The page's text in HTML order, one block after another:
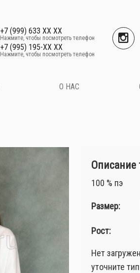
+7 (999) 633 XX XX
Нажмите, чтобы посмотреть телефон
+7 (995) 195-XX XX
Нажмите, чтобы посмотреть телефон
О НАС
Описание
100 % пэ
Размер:
Рост:
Нет
уточните